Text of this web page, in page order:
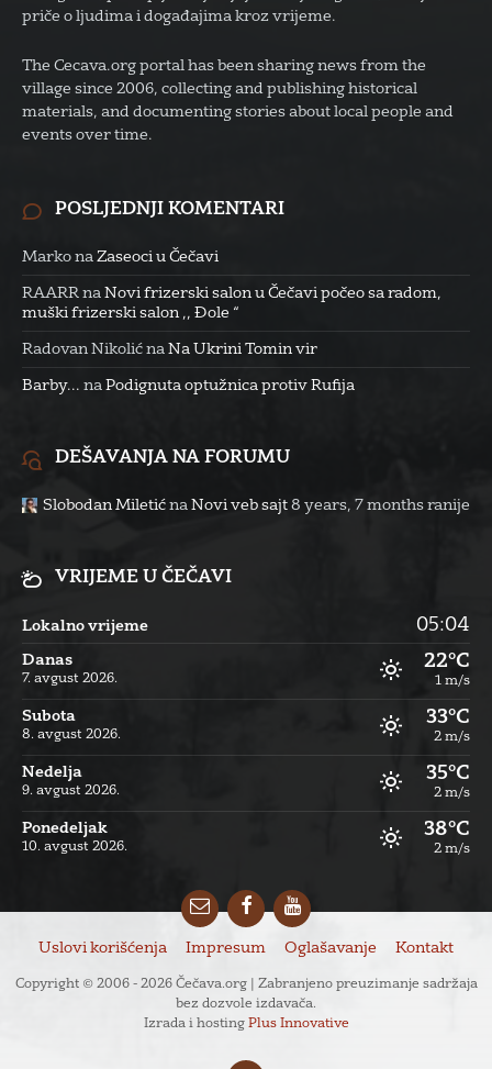
priče o ljudima i događajima kroz vrijeme.
The Cecava.org portal has been sharing news from the
village since 2006, collecting and publishing historical
materials, and documenting stories about local people and
events over time.
POSLJEDNJI KOMENTARI
Marko na Zaseoci u Čečavi
RAARR na Novi frizerski salon u Čečavi počeo sa radom,
muški frizerski salon ,, Đole “
Radovan Nikolić na Na Ukrini Tomin vir
Barby... na Podignuta optužnica protiv Rufija
DEŠAVANJA NA FORUMU
Slobodan Miletić na Novi veb sajt 8 years, 7 months ranije
VRIJEME U ČEČAVI
Lokalno vrijeme 05:04
Danas
7. avgust 2026.
22°C
1 m/s
Subota
8. avgust 2026.
33°C
2 m/s
Nedelja
9. avgust 2026.
35°C
2 m/s
Ponedeljak
10. avgust 2026.
38°C
2 m/s
EmailFacebookYouTube
Uslovi korišćenja Impresum Oglašavanje Kontakt
Copyright © 2006 - 2026 Čečava.org | Zabranjeno preuzimanje sadržaja
bez dozvole izdavača.
Izrada i hosting Plus Innovative